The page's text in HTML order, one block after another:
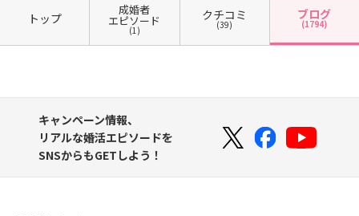
トップ
成婚者
エピソード
(1)
クチコミ
(39)
ブログ
(1794)
キャンペーン情報、
リアルな婚活エピソードを
SNSからもGETしよう！